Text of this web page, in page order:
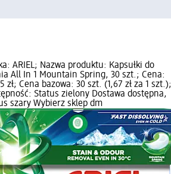
ARIEL; Nazwa produktu: Kapsułki do
All In 1 Mountain Spring, 30 szt.; Cena:
zł; Cena bazowa: 30 szt. (1,67 zł za 1 szt.);
Status zielony Dostawa dostępna,
szary Wybierz sklep dm